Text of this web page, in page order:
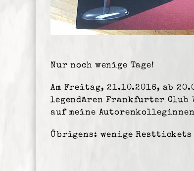
Nur noch wenige Tage!
Am Freitag, 21.10.2016, ab
legendären Frankfurter Club
auf meine
Übrigens: wenigeResttickets